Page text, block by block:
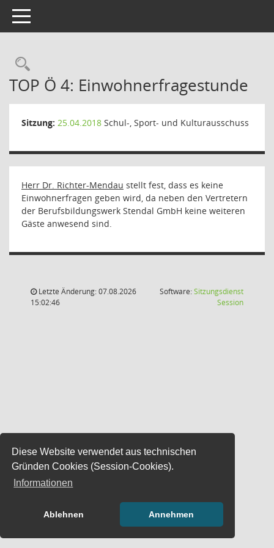
Diese Website verwendet aus technischen
Gründen Cookies (Session-Cookies).
Informationen
Ablehnen Annehmen
Toggle navigation
Rechercheauswahl
TOP Ö 4: Einwohnerfragestunde
Sitzung: 25.04.2018 Schul-, Sport- und Kulturausschuss
Herr Dr. Richter-Mendau stellt fest, dass es keine
Einwohnerfragen geben wird, da neben den Vertretern
der Berufsbildungswerk Stendal GmbH keine weiteren
Gäste anwesend sind.
Letzte Änderung: 07.08.2026
15:02:46
Software:Sitzungsdienst
Session(Wird in